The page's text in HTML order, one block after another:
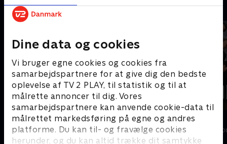
Dine data og cookies
Vi bruger egne cookies og cookies fra
samarbejdspartnere for at give dig den bedste
oplevelse af TV 2 PLAY, til statistik og til at
målrette annoncer til dig. Vores
samarbejdspartnere kan anvende cookie-data til
målrettet markedsføring på egne og andres
platforme. Du kan til- og fravælge cookies
herunder, og du kan altid trække dit samtykke
Andre så også
Landmand søger kærlighed
Reality • 13 sæsoner
Forræder
Reality • 4